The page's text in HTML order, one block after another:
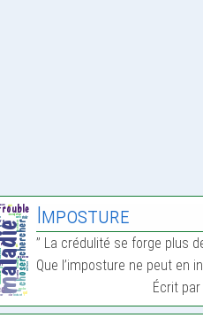
Imposture
’’ La crédulité se forge plus
Que l’imposture ne peut en
Écrit par